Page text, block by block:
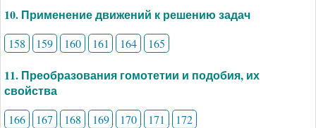
10. Применение движений к решению задач
158 159 160 161 164 165
11. Преобразования гомотетии и подобия, их
свойства
166 167 168 169 170 171 172